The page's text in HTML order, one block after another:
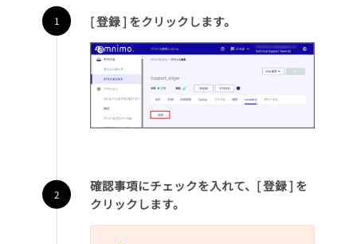
[ 登録 ] をクリックします。
確認事項にチェックを入れて、[ 登録 ] を
クリックします。